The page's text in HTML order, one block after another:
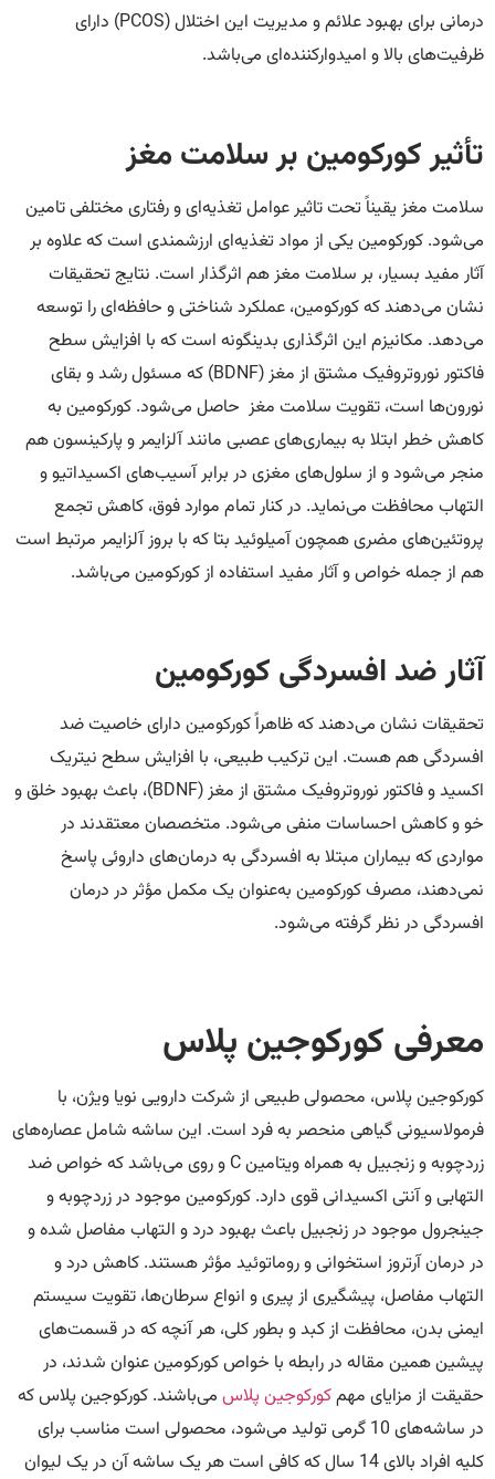
درمانی برای بهبود علائم و مدیریت این اختلال (PCOS) دارای
ظرفیت‌های بالا و امیدوارکننده‌ای می‌باشد.
تأثیر کورکومین بر سلامت مغز
سلامت مغز یقیناً تحت تاثیر عوامل تغذیه‌ای و رفتاری مختلفی تامین
می‌شود. کورکومین یکی از مواد تغذیه‌ای ارزشمندی است که علاوه بر
آثار مفید بسیار، بر سلامت مغز هم اثرگذار است. نتایج تحقیقات
نشان می‌دهند که کورکومین، عملکرد شناختی و حافظه‌ای را توسعه
می‌دهد. مکانیزم این اثرگذاری بدینگونه است که با افزایش سطح
فاکتور نوروتروفیک مشتق از مغز (BDNF) که مسئول رشد و بقای
نورون‌ها است، تقویت سلامت مغز حاصل می‌شود. کورکومین به
کاهش خطر ابتلا به بیماری‌های عصبی مانند آلزایمر و پارکینسون هم
منجر می‌شود و از سلول‌های مغزی در برابر آسیب‌های اکسیداتیو و
التهاب محافظت می‌نماید. در کنار تمام موارد فوق، کاهش تجمع
پروتئین‌های مضری همچون آمیلوئید بتا که با بروز آلزایمر مرتبط است
هم از جمله خواص و آثار مفید استفاده از کورکومین می‌باشد.
آثار ضد افسردگی کورکومین
تحقیقات نشان می‌دهند که ظاهراً کورکومین دارای خاصیت ضد
افسردگی هم هست. این ترکیب طبیعی، با افزایش سطح نیتریک
اکسید و فاکتور نوروتروفیک مشتق از مغز (BDNF)، باعث بهبود خلق و
خو و کاهش احساسات منفی می‌شود. متخصصان معتقدند در
مواردی که بیماران مبتلا به افسردگی به درمان‌های داروئی پاسخ
نمی‌دهند، مصرف کورکومین به‌عنوان یک مکمل مؤثر در درمان
افسردگی در نظر گرفته می‌شود.
معرفی کورکوجین پلاس
کورکوجین پلاس، محصولی طبیعی از شرکت دارویی نویا ویژن، با
فرمولاسیونی گیاهی منحصر به فرد است. این ساشه شامل عصاره‌های
زردچوبه و زنجبیل به همراه ویتامین C و روی می‌باشد که خواص ضد
التهابی و آنتی اکسیدانی قوی دارد. کورکومین موجود در زردچوبه و
جینجرول موجود در زنجبیل باعث بهبود درد و التهاب مفاصل شده و
در درمان آرتروز استخوانی و روماتوئید مؤثر هستند. کاهش درد و
التهاب مفاصل، پیشگیری از پیری و انواع سرطان‌ها، تقویت سیستم
ایمنی بدن، محافظت از کبد و بطور کلی، هر آنچه که در قسمت‌های
پیشین همین مقاله در رابطه با خواص کورکومین عنوان شدند، در
حقیقت از مزایای مهمکورکوجین پلاس می‌باشند. کورکوجین پلاس که
در ساشه‌های 10 گرمی تولید می‌شود، محصولی است مناسب برای
کلیه افراد بالای 14 سال که کافی است هر یک ساشه آن در یک لیوان